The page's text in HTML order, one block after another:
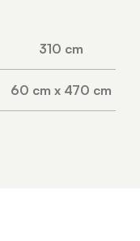
310 cm
60 cm x 470 cm